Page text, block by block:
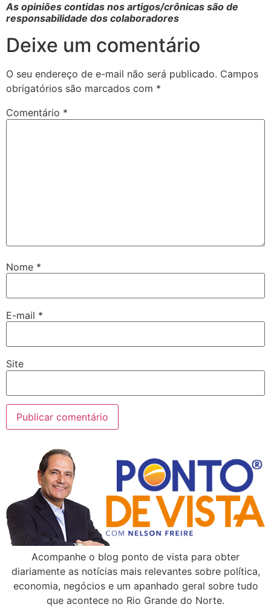
As opiniões contidas nos artigos/crônicas são de
responsabilidade dos colaboradores
Deixe um comentário
O seu endereço de e-mail não será publicado. Campos
obrigatórios são marcados com *
Comentário *
Nome *
E-mail *
Site
Acompanhe o blog ponto de vista para obter
diariamente as notícias mais relevantes sobre política,
economia, negócios e um apanhado geral sobre tudo
que acontece no Rio Grande do Norte.